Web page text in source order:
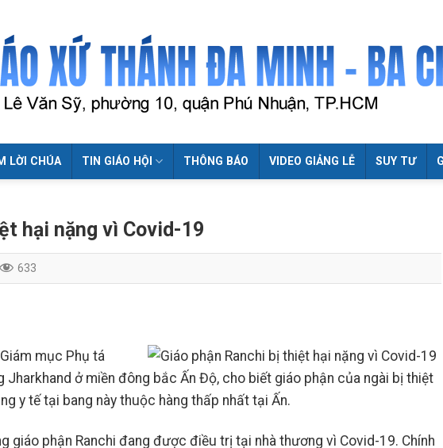
LỜI CHÚA TIN GIÁO HỘI THÔNG BÁO VIDEO GIẢNG LỄ SUY TƯ
hại nặng vì Covid-19
633
mục Phụ tá
Jharkhand ở miền đông bắc Ấn Độ, cho biết giáo phận của ngài bị thiệt
y tế tại bang này thuộc hàng thấp nhất tại Ấn.
giáo phận Ranchi đang được điều trị tại nhà thương vì Covid-19. Chính